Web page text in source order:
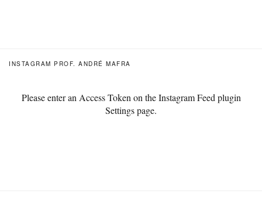
INSTAGRAM PROF. ANDRÉ MAFRA
Please enter an Access Token on the Instagram Feed plugin
Settings page.